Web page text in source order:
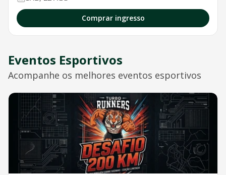
Comprar ingresso
Eventos Esportivos
Acompanhe os melhores eventos esportivos